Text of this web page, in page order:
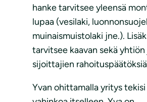
hanke tarvitsee yleensä
lupaa (vesilaki,
muinaismuistolaki jne.).
tarvitsee kaavan sekä yhtiön
sijoittajien
Yvan ohittamalla yritys